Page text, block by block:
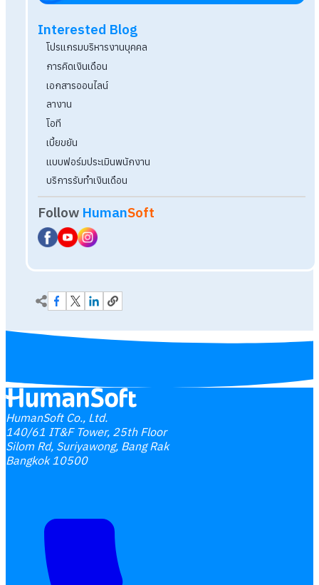
HumanSoft Co., Ltd.
140/61 IT&F Tower, 25th Floor
Silom Rd, Suriyawong, Bang Rak
Bangkok 10500